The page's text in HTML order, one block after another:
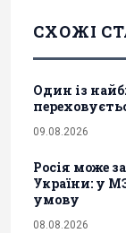
СХОЖІ
Один із
09.08.2026
Росія може
України: у
умову
08.08.2026